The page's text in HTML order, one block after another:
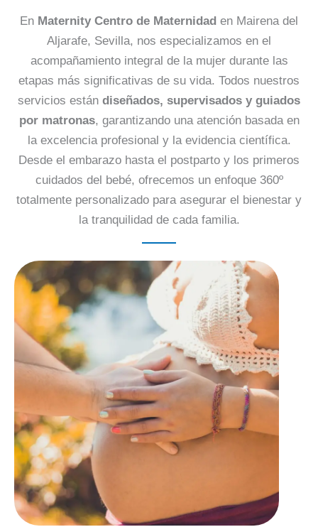
En Maternity Centro de Maternidad en Mairena del
Aljarafe, Sevilla, nos especializamos en el
acompañamiento integral de la mujer durante las
etapas más significativas de su vida. Todos nuestros
servicios están diseñados, supervisados y guiados
por matronas, garantizando una atención basada en
la excelencia profesional y la evidencia científica.
Desde el embarazo hasta el postparto y los primeros
cuidados del bebé, ofrecemos un enfoque 360º
totalmente personalizado para asegurar el bienestar y
la tranquilidad de cada familia.